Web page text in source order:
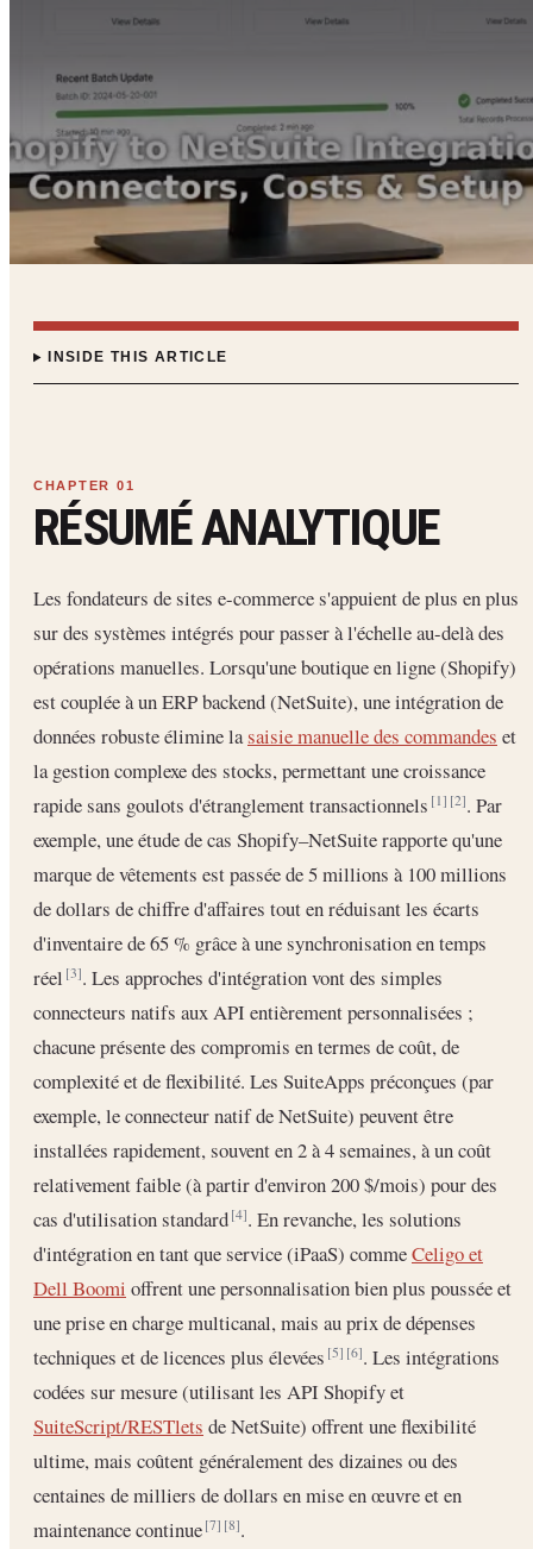
INSIDE THIS ARTICLE
RÉSUMÉ ANALYTIQUE
Les fondateurs de sites e-commerce s'appuient de plus en plus
sur des systèmes intégrés pour passer à l'échelle au-delà des
opérations manuelles. Lorsqu'une boutique en ligne (Shopify)
est couplée à un ERP backend (NetSuite), une intégration de
données robuste élimine lasaisie manuelle des commandes et
la gestion complexe des stocks, permettant une croissance
rapide sans goulots d'étranglement transactionnels[1] [2]. Par
exemple, une étude de cas Shopify–NetSuite rapporte qu'une
marque de vêtements est passée de 5 millions à 100 millions
de dollars de chiffre d'affaires tout en réduisant les écarts
d'inventaire de 65 % grâce à une synchronisation en temps
réel[3]. Les approches d'intégration vont des simples
connecteurs natifs aux API entièrement personnalisées ;
chacune présente des compromis en termes de coût, de
complexité et de flexibilité. Les SuiteApps préconçues (par
exemple, le connecteur natif de NetSuite) peuvent être
installées rapidement, souvent en 2 à 4 semaines, à un coût
relativement faible (à partir d'environ 200 $/mois) pour des
cas d'utilisation standard[4]. En revanche, les solutions
d'intégration en tant que service (iPaaS) commeCeligo et
Dell Boomi offrent une personnalisation bien plus poussée et
une prise en charge multicanal, mais au prix de dépenses
techniques et de licences plus élevées[5] [6]. Les intégrations
codées sur mesure (utilisant les API Shopify et
SuiteScript/RESTlets de NetSuite) offrent une flexibilité
ultime, mais coûtent généralement des dizaines ou des
centaines de milliers de dollars en mise en œuvre et en
maintenance continue[7] [8].